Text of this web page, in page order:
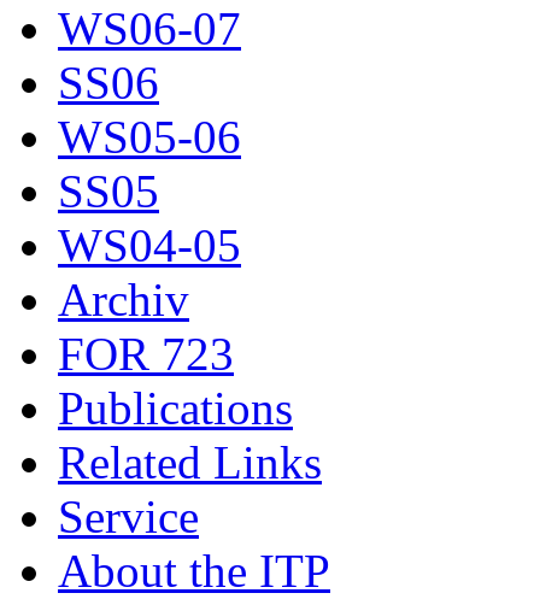
WS06-07
SS06
WS05-06
SS05
WS04-05
Archiv
FOR 723
Publications
Related Links
Service
About the ITP